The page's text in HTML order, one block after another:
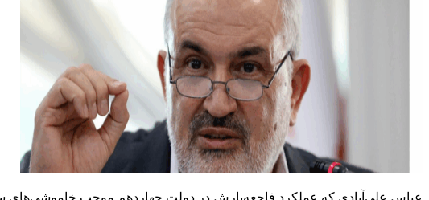
عباس علی‌آبادی که عملکرد فاجعه‌بارش در دولت چهاردهم موجب